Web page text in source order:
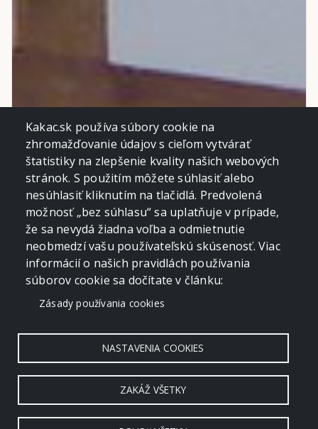
Kakac.sk používa súbory cookie na
zhromažďovanie údajov s cieľom vytvárať
štatistiky na zlepšenie kvality našich webových
stránok. S použitím môžete súhlasiť alebo
nesúhlasiť kliknutím na tlačidlá. Predvolená
možnosť „bez súhlasu“ sa uplatňuje v prípade,
že sa nevydá žiadna voľba a odmietnutie
neobmedzí vašu používateľskú skúsenosť. Viac
informácií o našich pravidlách používania
súborov cookie sa dočítate v článku:
Zásady používania cookies
NASTAVENIA COOKIES
ZAKÁŽ VŠETKY